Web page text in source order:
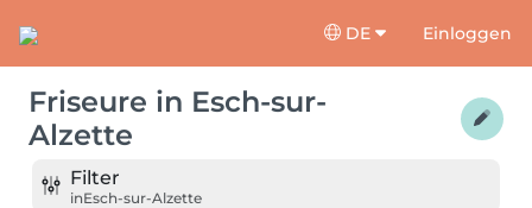
DE Einloggen
Friseure in Esch-sur-
Alzette
Filter
inEsch-sur-Alzette